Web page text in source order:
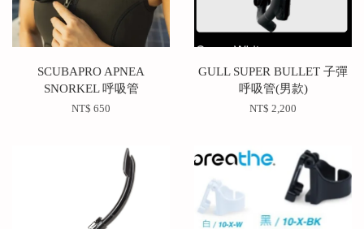
SCUBAPRO APNEA
SNORKEL 呼吸管
NT$ 650
GULL SUPER BULLET 子彈
呼吸管(男款)
NT$ 2,200